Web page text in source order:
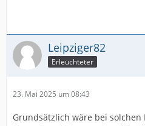
Leipziger82
Erleuchteter
23. Mai 2025 um 08:43
Grundsätzlich wäre bei